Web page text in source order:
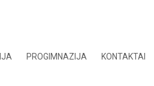
PROGIMNAZIJA KONTAKTAI